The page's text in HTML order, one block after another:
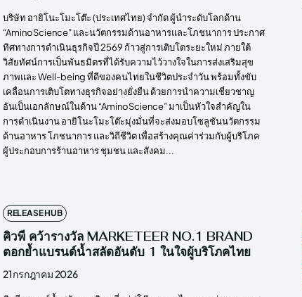
บริษัท อายิโนะโมะโต๊ะ (ประเทศไทย) จำกัด ผู้นำระดับโลกด้าน
“AminoScience” และนวัตกรรมด้านอาหารและโภชนาการ ประกาศ
ทิศทางการดำเนินธุรกิจปี 2569 ก้าวสู่การเติบโตระยะใหม่ ภายใต้
วิสัยทัศน์การเป็นพันธมิตรที่ได้รับความไว้วางใจในการส่งเสริมสุข
ภาพและ Well-being ที่ดีของคนไทยในชีวิตประจำวัน พร้อมทั้งขับ
เคลื่อนการเติบโตทางธุรกิจอย่างยั่งยืน ด้วยการนำความเชี่ยวชาญ
อันเป็นเอกลักษณ์ในด้าน “AminoScience” มาเป็นหัวใจสำคัญใน
การดำเนินงาน อายิโนะโมะโต๊ะมุ่งมั่นที่จะส่งมอบโซลูชันนวัตกรรม
ด้านอาหาร โภชนาการ และวิถีชีวิต เพื่อสร้างคุณค่าร่วมกับผู้บริโภค
ผู้ประกอบการร้านอาหาร ชุมชน และสังคม...
RELEASE HUB
คิวพี คว้ารางวัล MARKETEER NO.1 BRAND
ตอกย้ำแบรนด์น้ำสลัดอันดับ 1 ในใจผู้บริโภคไทย
21 กรกฎาคม 2026